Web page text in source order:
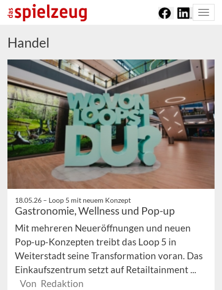
Handel
18.05.26 – Loop 5 mit neuem Konzept
Gastronomie, Wellness und Pop-up
Mit mehreren Neueröffnungen und neuen
Pop-up-Konzepten treibt das Loop 5 in
Weiterstadt seine Transformation voran. Das
Einkaufszentrum setzt auf Retailtainment ...
Von Redaktion